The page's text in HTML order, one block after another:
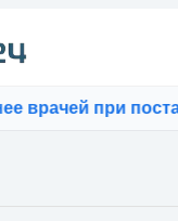
при